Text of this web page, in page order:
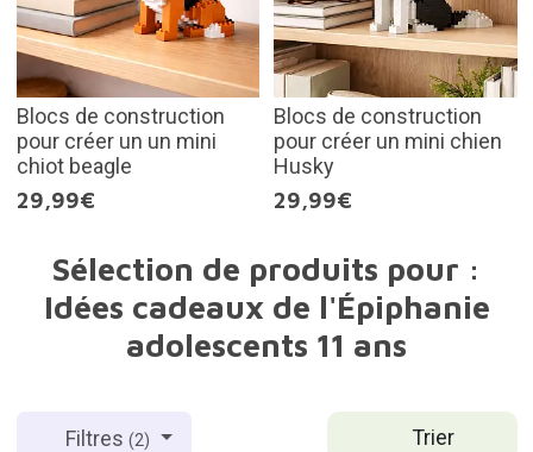
Blocs de construction
pour créer un un mini
chiot beagle
29,99€
Blocs de construction
pour créer un mini chien
Husky
29,99€
Sélection de produits pour :
Idées cadeaux de l'Épiphanie
adolescents 11 ans
Trier
Filtres(2)